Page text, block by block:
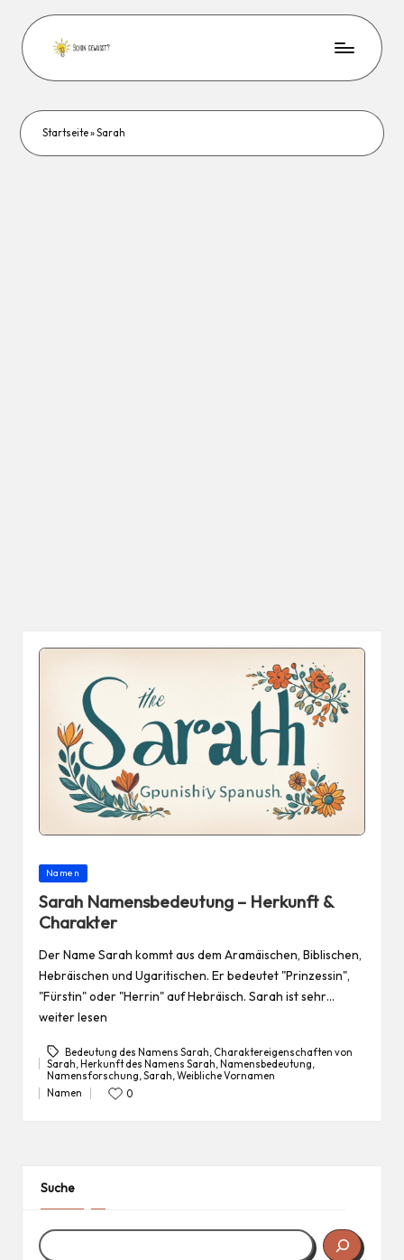
Startseite»Sarah
Posted
Namen
Sarah Namensbedeutung – Herkunft &
Charakter
Der Name Sarah kommt aus dem Aramäischen, Biblischen,
Hebräischen und Ugaritischen. Er bedeutet "Prinzessin",
"Fürstin" oder "Herrin" auf Hebräisch. Sarah ist sehr…
weiter lesen
Tags:
Bedeutung des Namens Sarah Charaktereigenschaften von
Sarah Herkunft des Namens Sarah Namensbedeutung
Namensforschung Sarah Weibliche Vornamen
Posted
Namen 0
Suche